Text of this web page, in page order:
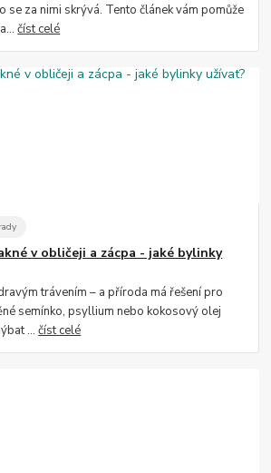
se za nimi skrývá. Tento článek vám pomůže
číst celé
v obličeji a zácpa - jaké bylinky
trávením – a příroda má řešení pro
semínko, psyllium nebo kokosový olej
...číst celé